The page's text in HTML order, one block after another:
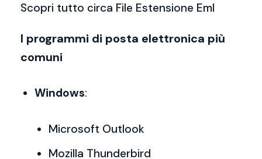
Scopri tutto circa File Estensione Eml
I programmi di posta elettronica più
comuni
Windows:
Microsoft Outlook
Mozilla Thunderbird